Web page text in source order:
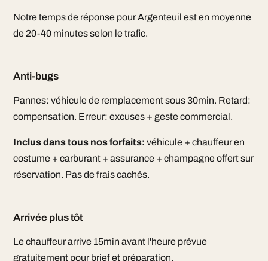
Notre temps de réponse pour Argenteuil est en moyenne
de 20-40 minutes selon le trafic.
Anti-bugs
Pannes: véhicule de remplacement sous 30min. Retard:
compensation. Erreur: excuses + geste commercial.
Inclus dans tous nos forfaits: véhicule + chauffeur en
costume + carburant + assurance + champagne offert sur
réservation. Pas de frais cachés.
Arrivée plus tôt
Le chauffeur arrive 15min avant l'heure prévue
gratuitement pour brief et préparation.